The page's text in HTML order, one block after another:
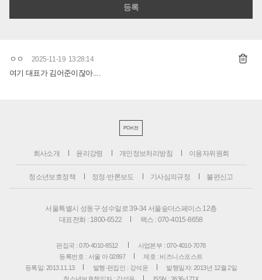
ㅇㅇ 2025-11-19 13:28:14
여기 대표가 김어준이잖아....
PC버전
회사소개 윤리강령 개인정보처리방침 이용자위원회
청소년보호정책 정정·반론보도 기사심의규정 불편신고
서울특별시 성동구 성수일로 39-34 서울숲더스페이스 12층
대표전화 : 1800-6522
팩스 : 070-4015-8658
편집국 : 070-4010-8512
사업본부 : 070-4010-7078
등록번호 : 서울 아 02897
제호 : 비즈니스포스트
등록일: 2013.11.13
발행·편집인 : 강석운
발행일자: 2013년 12월 2일